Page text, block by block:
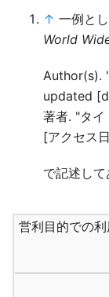
↑ 一例とし
World
Author(s).
updated
著者. "タイ
[アクセス
で記述して
営利目的での